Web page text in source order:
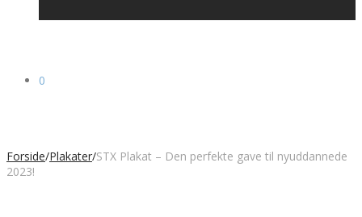
0
Forside/Plakater/STX Plakat – Den perfekte gave til nyuddannede
2023!